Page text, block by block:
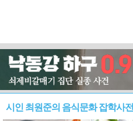
시인 최원준의 음식문화 잡학사전